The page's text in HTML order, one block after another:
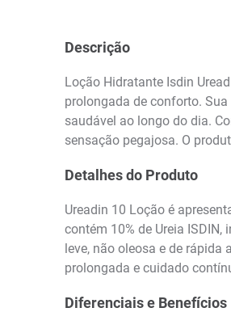
Descrição
Loção Hidratante Isdin
prolongada de conforto.
saudável ao longo do dia.
sensação pegajosa. O
Detalhes do Produto
Ureadin 10 Loção é
contém 10% de Ureia
leve, não oleosa e de
prolongada e cuidado
Diferenciais e Benefícios